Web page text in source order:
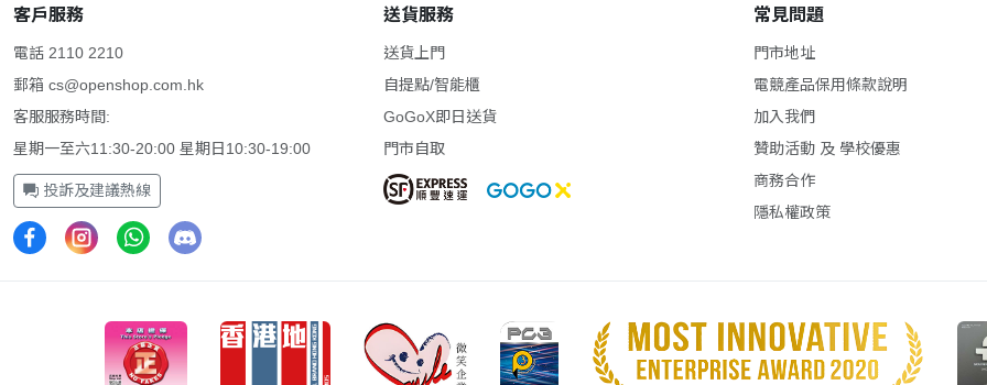
客戶服務
電話 2110 2210
郵箱 cs@openshop.com.hk
客服服務時間:
星期一至六11:30-20:00 星期日10:30-19:00
投訴及建議熱線
送貨服務
送貨上門
自提點/智能櫃
GoGoX即日送貨
門市自取
常見問題
門市地址
電競產品保用條款說明
加入我們
贊助活動 及 學校優惠
商務合作
隱私權政策